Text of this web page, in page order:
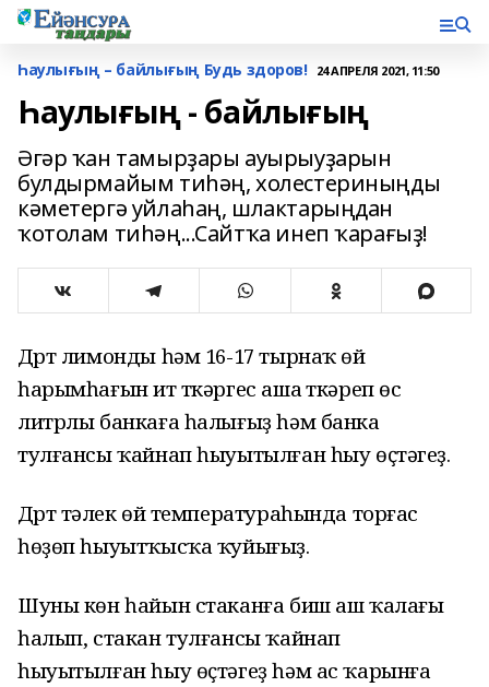
Һаулығың – байлығың Будь здоров! 24 АПРЕЛЯ 2021, 11:50
Һаулығың - байлығың
Әгәр ҡан тамырҙары ауырыуҙарын
булдырмайым тиһәң, холестериныңды
кәметергә уйлаһаң, шлактарыңдан
ҡотолам тиһәң...Сайтҡа инеп ҡарағыҙ!
Дүрт лимонды һәм 16-17 тырнаҡ өй
һарымһағын ит үткәргес аша үткәреп өс
литрлы банкаға һалығыҙ һәм банка
тулғансы ҡайнап һыуытылған һыу өҫтәгеҙ.
Дүрт тәүлек өй температураһында торғас
һөҙөп һыуытҡысҡа ҡуйығыҙ.
Шуны көн һайын стаканға биш аш ҡалағы
һалып, стакан тулғансы ҡайнап
һыуытылған һыу өҫтәгеҙ һәм ас ҡарынға